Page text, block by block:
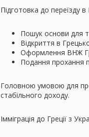
Підготовка до переїзду
Пошук основи для
Відкриття в
Оформлення ВНЖ
Подання прохання
Головною умовою для
стабільного доходу.
Імміграція до Греції з